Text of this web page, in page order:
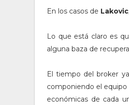
En los casos de Lakovic
Lo que está claro es
alguna baza de
El tiempo del broker
componiendo el
económicas de cada